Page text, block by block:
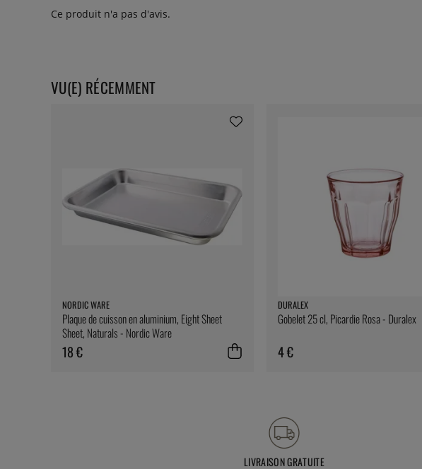
Ce produit n'a pas d'avis.
VU(E) RÉCEMMENT
NORDIC WARE
Plaque de cuisson en aluminium, Eight Sheet
Sheet, Naturals - Nordic Ware
18 €
DURALEX
Gobelet 25 cl, Picardie Rosa - Duralex
4 €
LIVRAISON GRATUITE